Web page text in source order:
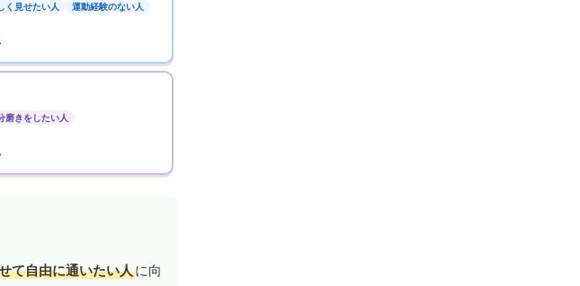
く見せたい人 運動経験のない人
磨きをしたい人
て自由に通いたい人に向